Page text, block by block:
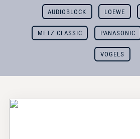
AUDIOBLOCK LOEWE
METZ CLASSIC PANASONIC
VOGELS